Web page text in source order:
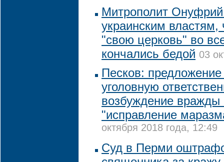
Митрополит
украинским властям,
"свою церковь" во
кончались бедой 03
Песков: предложение
уголовную
возбуждение вражды
"исправление
октября 2018 года, 12:49
Суд в Перми